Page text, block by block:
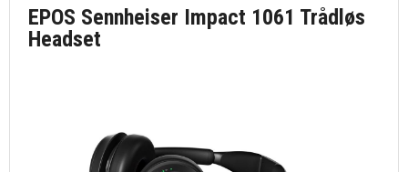
EPOS Sennheiser Impact 1061 Trådløs
Headset